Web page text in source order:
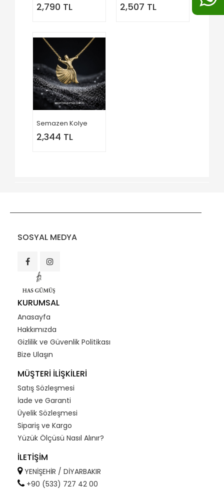
2,790 TL 2,507 TL
Semazen Kolye
2,344 TL
SOSYAL MEDYA
KURUMSAL
Anasayfa
Hakkımızda
Gizlilik ve Güvenlik Politikası
Bize Ulaşın
MÜŞTERİ İLİŞKİLERİ
Satış Sözleşmesi
İade ve Garanti
Üyelik Sözleşmesi
Sipariş ve Kargo
Yüzük Ölçüsü Nasıl Alınır?
İLETİŞİM
YENİŞEHİR / DİYARBAKIR
+90 (533) 727 42 00